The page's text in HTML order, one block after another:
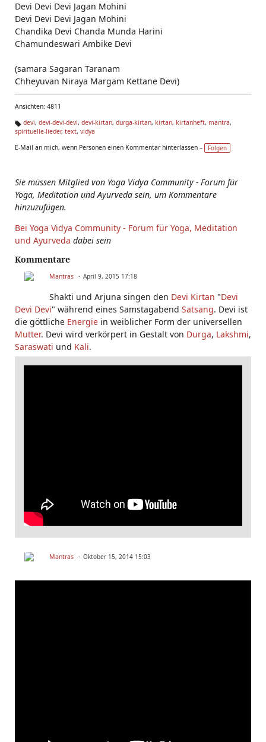
Devi Devi Devi Jagan Mohini
Devi Devi Devi Jagan Mohini
Chandika Devi Chanda Munda Harini
Chamundeswari Ambike Devi
(samara Sagaran Taranam
Chheyuvan Niraya Margam Kettane Devi)
Ansichten: 4811
Ta
s:
devi, devi-devi-devi, devi-kirtan, durga-kirtan, kirtan, kirtanheft, mantra,
spirituelle-lieder, text, vidya
E-Mail an mich, wenn Personen einen Kommentar hinterlassen –
Folgen
Sie müssen Mitglied von Yoga Vidya Community - Forum für
Yoga, Meditation und Ayurveda sein, um Kommentare
hinzuzufügen.
Bei Yoga Vidya Community - Forum für Yoga, Meditation
und Ayurveda dabei sein
Kommentare
Mantras April 9, 2015 17:18
Shakti und Arjuna singen den Devi Kirtan "Devi
Devi Devi" während eines Samstagabend Satsang. Devi ist
die göttliche Energie in weiblicher Form der universellen
Mutter. Devi wird verkörpert in Gestalt von Durga, Lakshmi,
Saraswati und Kali.
Mantras Oktober 15, 2014 15:03